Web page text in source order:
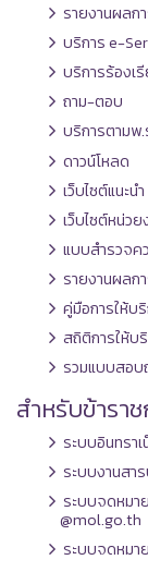
รายงานผลก
บริการ e-
บริการร้องเ
ถาม-ตอบ
บริการตามพ
ดาวน์โหลด
เว็บไซต์แนะนำ
เว็บไซต์หน่ว
แบบสำรวจค
รายงานผลก
คู่มือการให้บ
สถิติการให้บ
รวมแบบสอบ
สำหรับข้ารา
ระบบอินทรา
ระบบงานสา
ระบบจดหมา
@mol.go.th
ระบบจดหมา